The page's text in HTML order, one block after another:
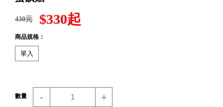
430元 $330起
商品規格：
單入
數量 - +